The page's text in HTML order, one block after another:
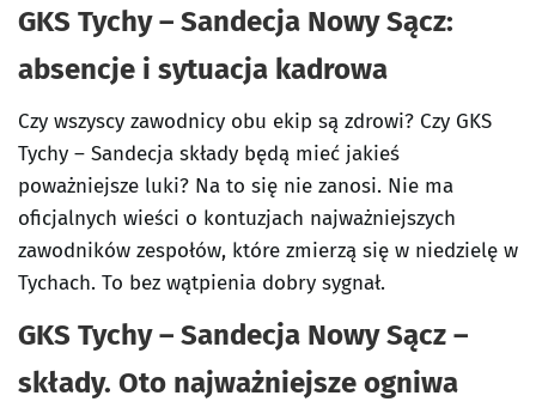
GKS Tychy – Sandecja Nowy Sącz:
absencje i sytuacja kadrowa
Czy wszyscy zawodnicy obu ekip są zdrowi? Czy GKS
Tychy – Sandecja składy będą mieć jakieś
poważniejsze luki? Na to się nie zanosi. Nie ma
oficjalnych wieści o kontuzjach najważniejszych
zawodników zespołów, które zmierzą się w niedzielę w
Tychach. To bez wątpienia dobry sygnał.
GKS Tychy – Sandecja Nowy Sącz –
składy. Oto najważniejsze ogniwa